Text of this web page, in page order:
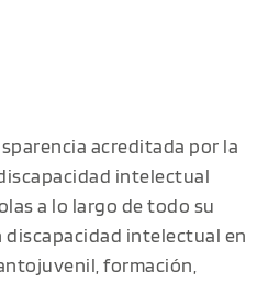
acreditada por la
intelectual
a lo largo de todo su
discapacidad intelectual en
formación,